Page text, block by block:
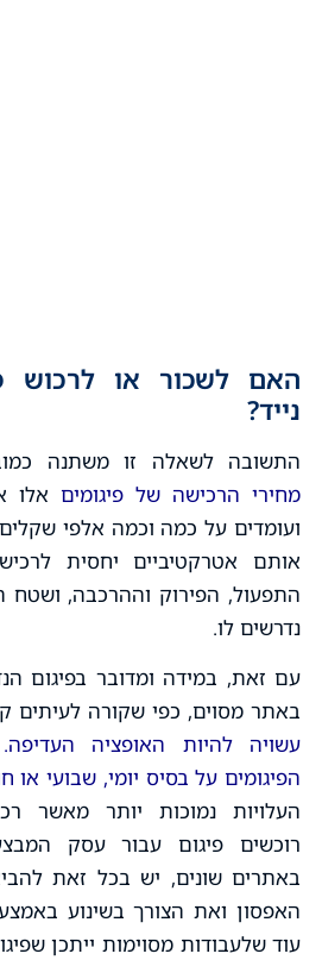
האם לשכור או לרכוש
נייד?
התשובה לשאלה זו משתנה
מחירי הרכישה של פיגומים אלו
ועומדים על כמה וכמה אלפי
אותם אטרקטיביים יחסית
התפעול, הפירוק וההרכבה,
נדרשים לו.
עם זאת, במידה ומדובר בפיגום
באתר מסוים, כפי שקורה לעיתים
עשויה להיות האופציה העדיפה.
הפיגומים על בסיס יומי, שבועי או
העלויות נמוכות יותר מאשר
רוכשים פיגום עבור עסק
באתרים שונים, יש בכל זאת
האפסון ואת הצורך בשינוע
עוד שלעבודות מסוימות ייתכן